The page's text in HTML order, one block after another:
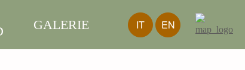
GALERIE IT EN